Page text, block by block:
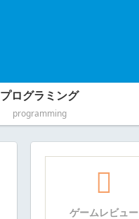
プログラミング
programming
ゲームレビュー